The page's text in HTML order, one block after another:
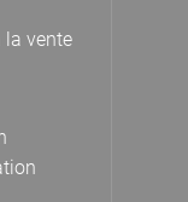
la vente